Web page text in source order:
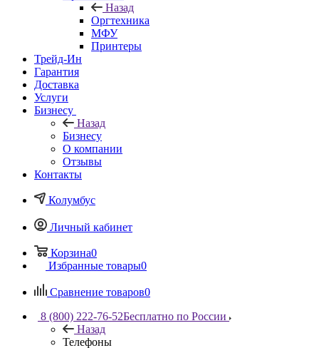
Назад
Оргтехника
МФУ
Принтеры
Трейд-Ин
Гарантия
Доставка
Услуги
Бизнесу
Назад
Бизнесу
О компании
Отзывы
Контакты
Колумбус
Личный кабинет
Корзина0
Избранные товары0
Сравнение товаров0
8 (800) 222-76-52Бесплатно по России
Назад
Телефоны